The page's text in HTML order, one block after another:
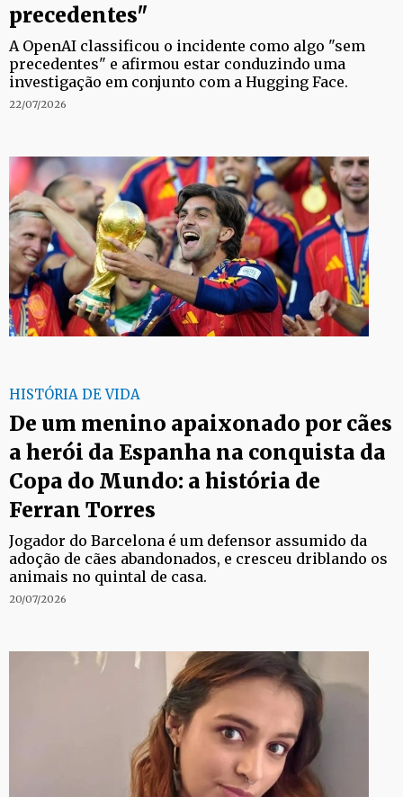
precedentes"
A OpenAI classificou o incidente como algo "sem
precedentes" e afirmou estar conduzindo uma
investigação em conjunto com a Hugging Face.
22/07/2026
HISTÓRIA DE VIDA
De um menino apaixonado por cães
a herói da Espanha na conquista da
Copa do Mundo: a história de
Ferran Torres
Jogador do Barcelona é um defensor assumido da
adoção de cães abandonados, e cresceu driblando os
animais no quintal de casa.
20/07/2026